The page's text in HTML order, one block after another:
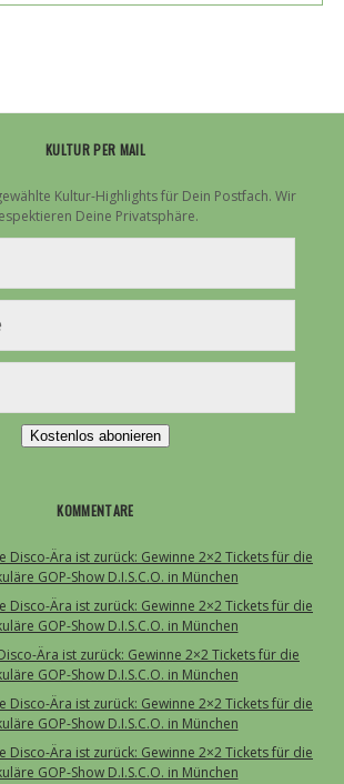
ALBUM
KULTUR PER MAIL
Kultur-Highlights für Dein Postfach. Wir
Deine Privatsphäre.
Kostenlos abonieren
KOMMENTARE
Disco-Ära ist zurück: Gewinne 2×2 Tickets für die
GOP-Show D.I.S.C.O. in München
Disco-Ära ist zurück: Gewinne 2×2 Tickets für die
GOP-Show D.I.S.C.O. in München
Ära ist zurück: Gewinne 2×2 Tickets für die
GOP-Show D.I.S.C.O. in München
Disco-Ära ist zurück: Gewinne 2×2 Tickets für die
GOP-Show D.I.S.C.O. in München
Disco-Ära ist zurück: Gewinne 2×2 Tickets für die
GOP-Show D.I.S.C.O. in München